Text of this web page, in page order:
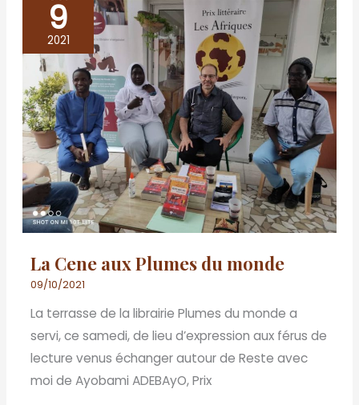
9
2021
La Cene aux Plumes du monde
09/10/2021
La terrasse de la librairie Plumes du monde a
servi, ce samedi, de lieu d’expression aux férus de
lecture venus échanger autour de Reste avec
moi de Ayobami ADEBAyO, Prix
Cene
aux
Plumes
du
monde